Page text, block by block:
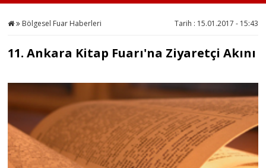
Bölgesel Fuar Haberleri Tarih : 15.01.2017 - 15:43
11. Ankara Kitap Fuarı'na Ziyaretçi Akını